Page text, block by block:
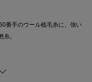
番手のウール梳毛糸に、強い
。
える場合があります。ま